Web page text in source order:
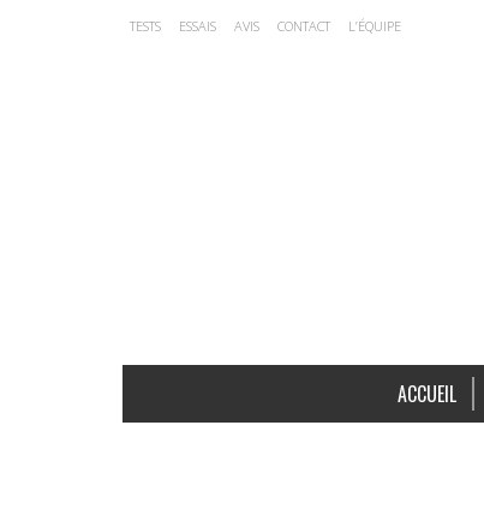
TESTS ESSAIS AVIS CONTACT L’ÉQUIPE
ACCUEIL